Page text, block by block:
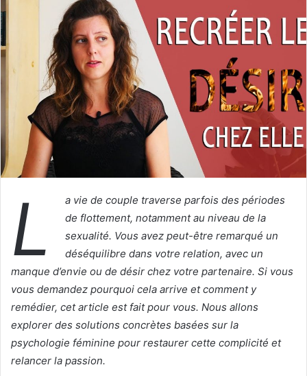
courriel
L
a vie de couple traverse parfois des périodes
de flottement, notamment au niveau de la
sexualité. Vous avez peut-être remarqué un
déséquilibre dans votre relation, avec un
manque d’envie ou de désir chez votre partenaire. Si vous
vous demandez pourquoi cela arrive et comment y
remédier, cet article est fait pour vous. Nous allons
explorer des solutions concrètes basées sur la
psychologie féminine pour restaurer cette complicité et
relancer la passion.